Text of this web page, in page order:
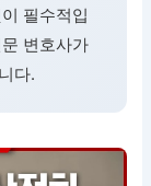
필수적입
변호사가
다.